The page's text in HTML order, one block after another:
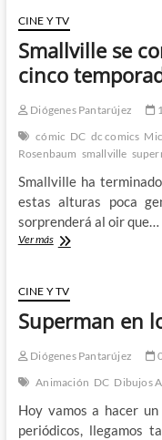
Action
Comics
#1
Grant
–
El
fin
vuelve
saber
escribir
CINE Y TV
Smallville se
cinco
Diógenes Pantarújez
cómic DC dc comics
Rosenbaum smallville
Smallville ha
estas alturas poca
sorprenderá al oir que…
Ver másSmallville
en
Metropolis
cinco
más
CINE Y TV
Superman en
Diógenes Pantarújez
Animación DC Dibujos
Hoy vamos a hacer
periódicos, llegamos